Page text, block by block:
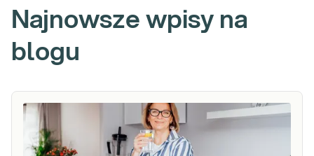
Najnowsze wpisy na
blogu